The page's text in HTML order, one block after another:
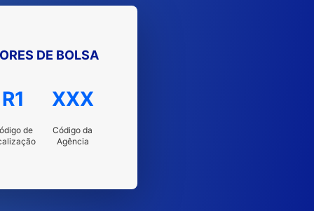
DE BOLSA
R1
de
XXX
Código da
Agência